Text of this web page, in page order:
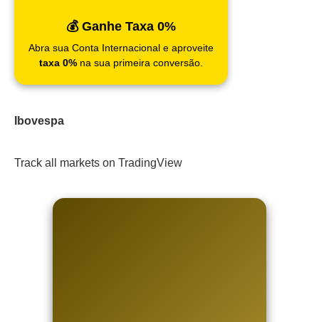
💰 Ganhe Taxa 0%
Abra sua Conta Internacional e aproveite
taxa 0% na sua primeira conversão.
Ibovespa
Track all markets on TradingView